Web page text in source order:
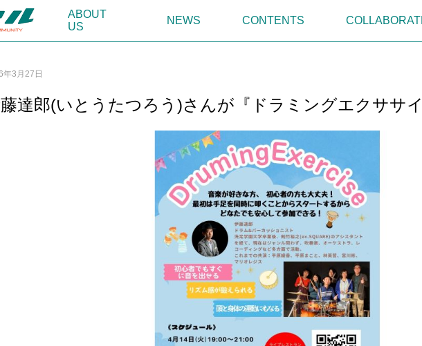
ABOUT
US
NEWS CONTENTS
年3月27日
達郎(いとうたつろう)さんが『ドラミングエクササ